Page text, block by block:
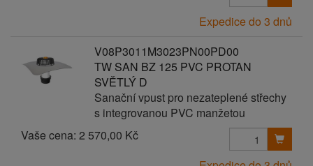
Expedice do 3 dnů
V08P3011M3023PN00PD00
TW SAN BZ 125 PVC PROTAN
SVĚTLÝ D
Sanační vpust pro nezateplené střechy
s integrovanou PVC manžetou
Vaše cena: 2 570,00 Kč